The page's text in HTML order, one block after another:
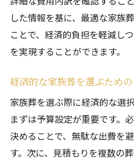
した情報を基に、最適な家族
ことで、経済的負担を軽減し
を実現することができます。
経済的な家族葬を選ぶための
家族葬を選ぶ際に経済的な選
まずは予算設定が重要です。
決めることで、無駄な出費を
す。次に、見積もりを複数の